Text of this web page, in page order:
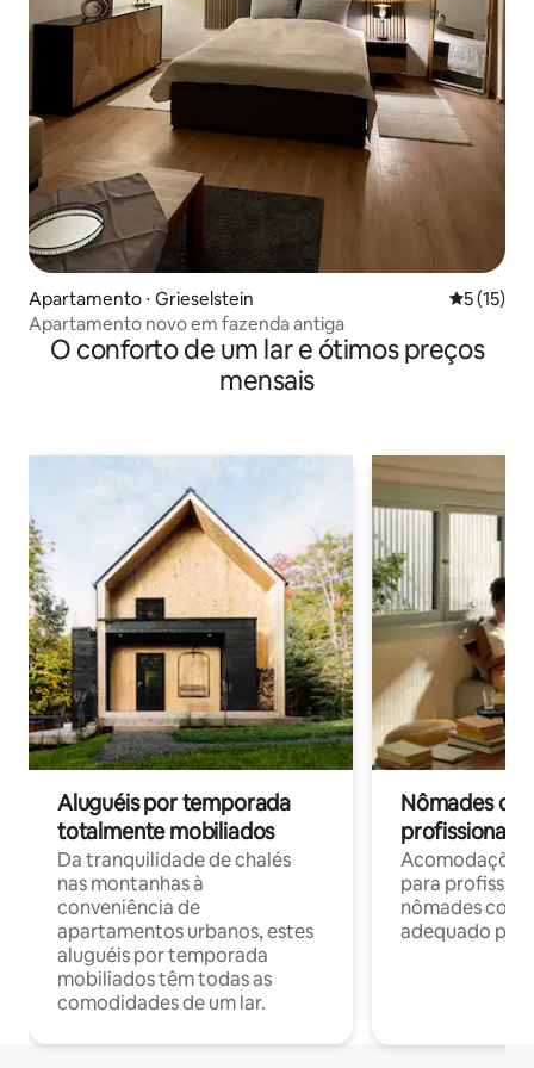
Apartamento ⋅ Grieselstein 5 de uma
5 (15)
Apartamento novo em fazenda antiga
O conforto de um lar e ótimos preços
mensais
Aluguéis por temporada
totalmente mobiliados
Da tranquilidade de chalés
nas montanhas à
conveniência de
apartamentos urbanos, estes
aluguéis por temporada
mobiliados têm todas as
comodidades de um lar.
Nômades
profissionais
para
nômades com
adequado